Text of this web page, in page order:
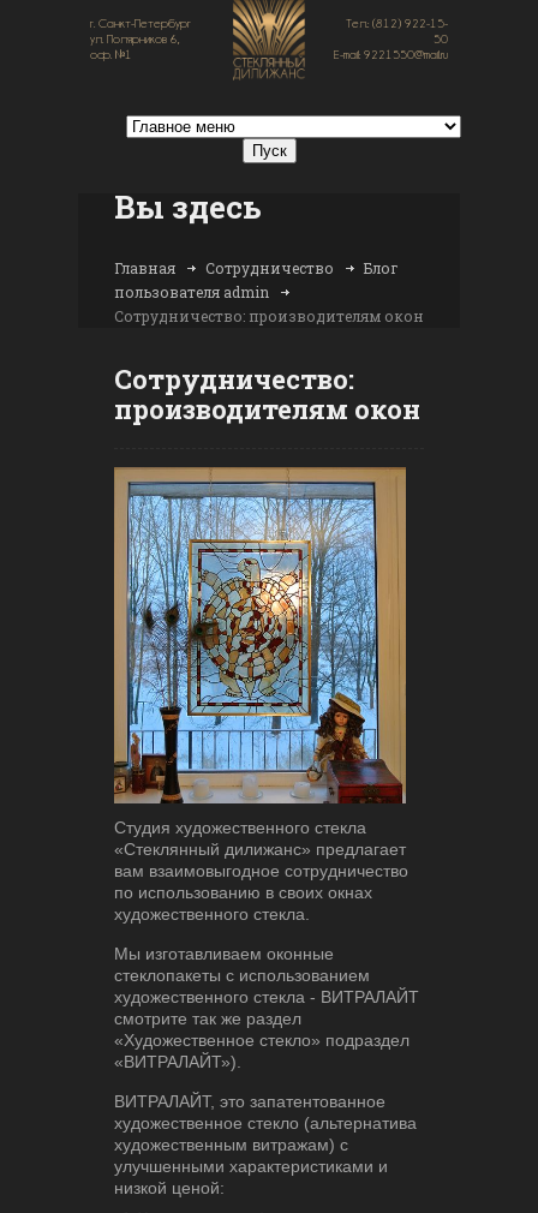
г. Санкт-Петербург
ул. Полярников 6,
оф. №1
Тел.: (812) 922-15-
50
E-mail: 9221550@mail.ru
Вы здесь
Главная Сотрудничество
Блог
пользователя admin
Сотрудничество: производителям окон
Сотрудничество:
производителям окон
Студия художественного стекла
«Стеклянный дилижанс» предлагает
вам взаимовыгодное сотрудничество
по использованию в своих окнах
художественного стекла.
Мы изготавливаем оконные
стеклопакеты с использованием
художественного стекла - ВИТРАЛАЙТ
смотрите так же раздел
«Художественное стекло» подраздел
«ВИТРАЛАЙТ»).
ВИТРАЛАЙТ, это запатентованное
художественное стекло (альтернатива
художественным витражам) с
улучшенными характеристиками и
низкой ценой: